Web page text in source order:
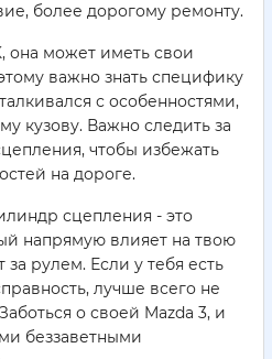
более дорогому ремонту.
она может иметь свои
важно знать специфику
с особенностями,
кузову. Важно следить за
чтобы избежать
на дороге.
сцепления - это
напрямую влияет на твою
рулем. Если у тебя есть
лучше всего не
о своей Mazda 3, и
беззаветными